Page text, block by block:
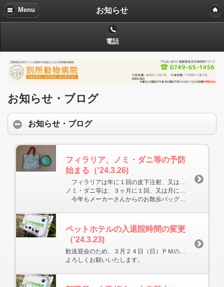
Menu お知らせ
電話
お知らせ・ブログ
お知らせ・ブログ
フィラリア、ノミ・ダニ等の予防
始まる（'24.3.26)
フィラリアは年に１回の皮下注射、又は月に１回の飲み薬などで予防できます。
ノミ・ダニ等は、３ヶ月に１回、又は月に１回の投薬で予防可能です。
今年もメーカーさんからのお散歩バッグ・ウォーターカップなどの添付品があります。毎年５月頃になると不足することもあるため、病院名入りのボールペンを１０００本用意いたしました。
ペットホテルの入退院時間の変更
（'24.3.23)
よろしくお願いいたします。